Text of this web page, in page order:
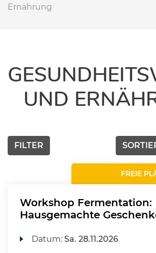
Ernährung
UND
FILTER
FREIE
Workshop Fermentation:
Hausgemachte
Datum:Sa. 28.11.2026